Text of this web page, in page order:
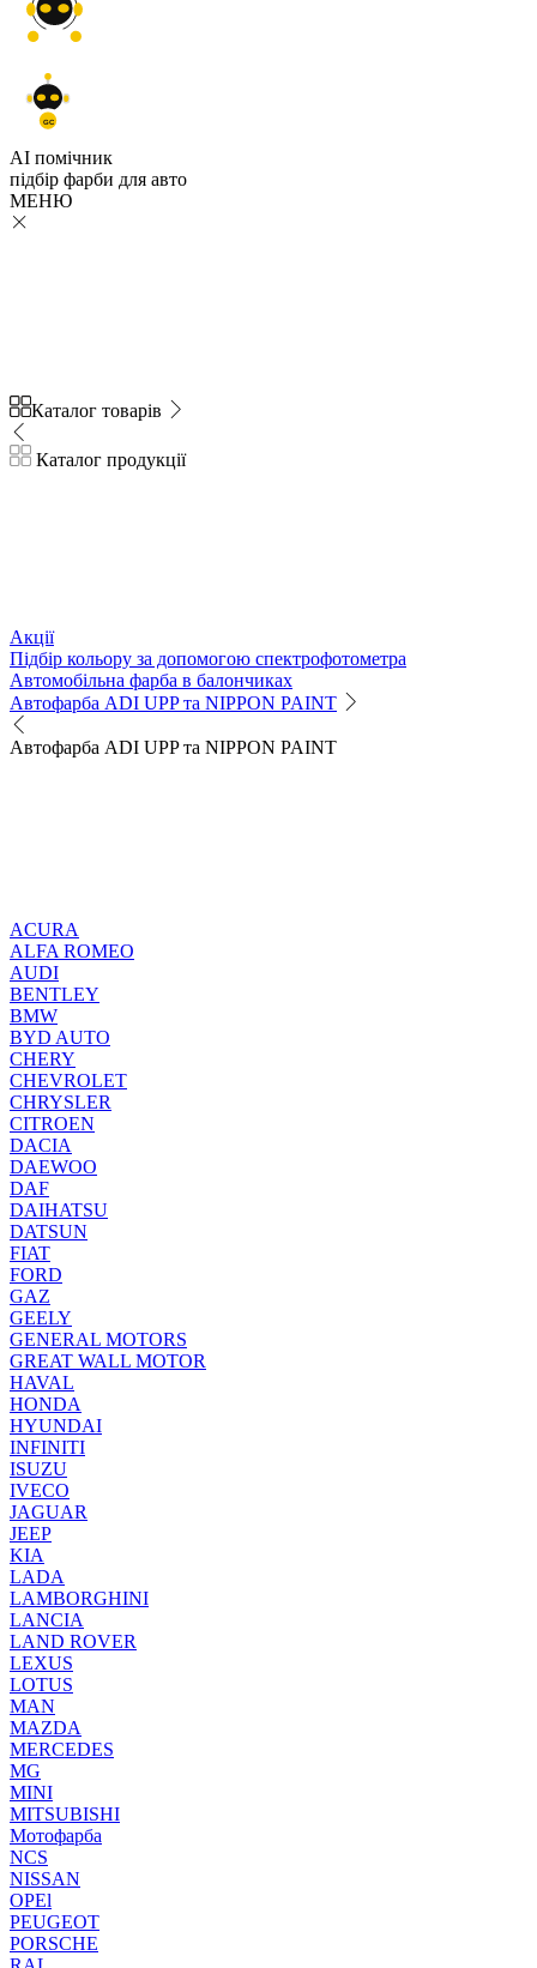
GC
AI помічник
підбір фарби для авто
МЕНЮ
Каталог товарів
Каталог продукції
Акції
Підбір кольору за допомогою спектрофотометра
Автомобільна фарба в балончиках
Автофарба ADI UPP та NIPPON PAINT
Автофарба ADI UPP та NIPPON PAINT
ACURA
ALFA ROMEO
AUDI
BENTLEY
BMW
BYD AUTO
CHERY
CHEVROLET
CHRYSLER
CITROEN
DACIA
DAEWOO
DAF
DAIHATSU
DATSUN
FIAT
FORD
GAZ
GEELY
GENERAL MOTORS
GREAT WALL MOTOR
HAVAL
HONDA
HYUNDAI
INFINITI
ISUZU
IVECO
JAGUAR
JEEP
KIA
LADA
LAMBORGHINI
LANCIA
LAND ROVER
LEXUS
LOTUS
MAN
MAZDA
MERCEDES
MG
MINI
MITSUBISHI
Мотофарба
NCS
NISSAN
OPEl
PEUGEOT
PORSCHE